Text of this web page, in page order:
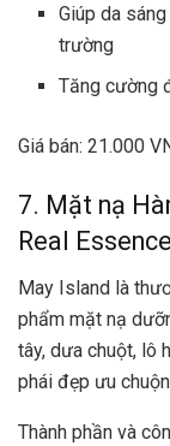
Giúp da
trường
Tăng cường
Giá bán: 21.000
7. Mặt nạ
Real
May Island là
phẩm mặt nạ
tây, dưa chuột, lô
phái đẹp ưu
Thành phần và